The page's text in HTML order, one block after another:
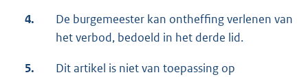
4.
De burgemeester kan ontheffing verlenen van
het verbod, bedoeld in het derde lid.
5.
Dit artikel is niet van toepassing op